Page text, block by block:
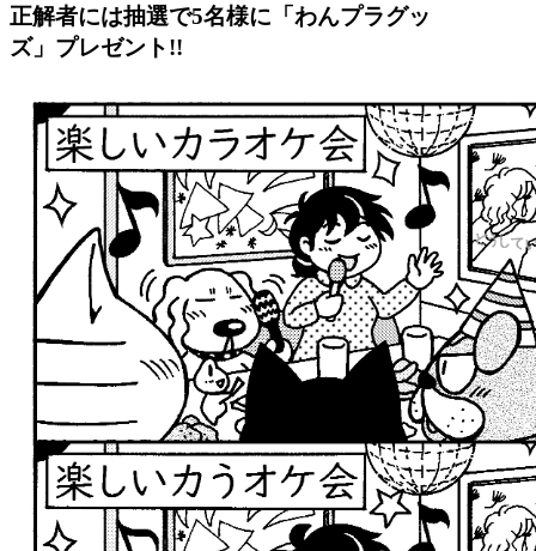
正解者には抽選で5名様に「わんプラグッ
ズ」プレゼント!!